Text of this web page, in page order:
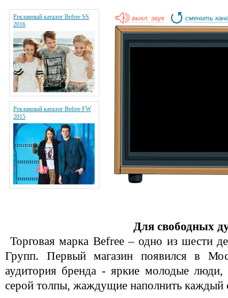
Рекламный каталог Befree SS
2016
Рекламный каталог Befree FW
2015
выкл. звук сменить
Для свободных
Торговая марка Befree – одно из шести
Групп. Первый магазин появился в
аудитория бренда - яркие молодые люди,
серой толпы, жаждущие наполнить каждый